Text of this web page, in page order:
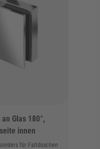
Glas 180°,
innen
für Faltduschen